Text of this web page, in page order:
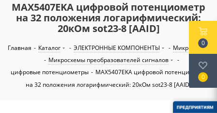
MAX5407EKA цифровой потенциометр
на 32 положения логарифмический:
20кОм sot23-8 [AAID]
Главная - Каталог - ЭЛЕКТРОННЫЕ КОМПОНЕНТЫ - Микросхемы
- Микросхемы преобразователей сигналов
-
цифровые потенциометры - MAX5407EKA цифровой потенциометр
на 32 положения логарифмический: 20кОм sot23-8 [AAID]
0
0